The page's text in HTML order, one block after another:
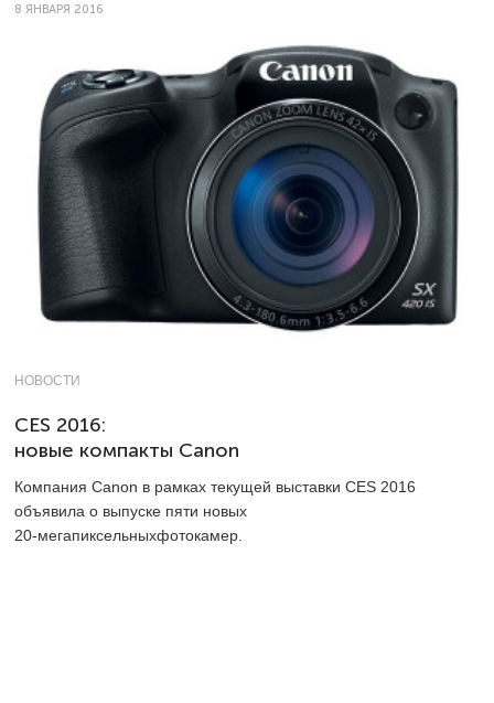
8 ЯНВАРЯ 2016
НОВОСТИ
CES 2016:
новые компакты Canon
Компания Canon в рамках текущей выставки CES 2016
объявила о выпуске пяти новых
20-мегапиксельныхфотокамер.